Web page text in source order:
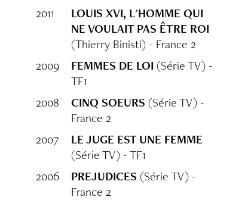
2011
LOUIS XVI, L'HOMME QUI
NE VOULAIT PAS ÊTRE ROI
(Thierry Binisti) - France 2
2009
FEMMES DE LOI (Série TV) -
TF1
2008
CINQ SOEURS (Série TV) -
France 2
2007
LE JUGE EST UNE FEMME
(Série TV) - TF1
2006
PREJUDICES (Série TV) -
France 2